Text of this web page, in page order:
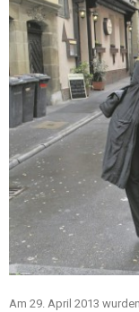
Am 29. April 2013